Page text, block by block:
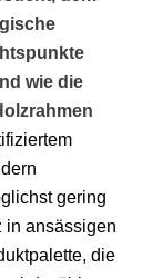
wie die
gering
in ansässigen
die